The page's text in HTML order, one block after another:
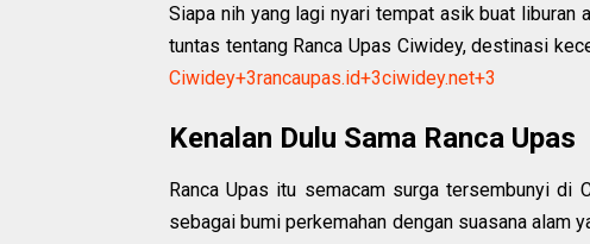
Siapa nih yang lagi nyari tempat asik buat liburan
tuntas tentang Ranca Upas Ciwidey, destinasi
Ciwidey+3rancaupas.id+3ciwidey.net+3
Kenalan Dulu Sama Ranca Upas
Ranca Upas itu semacam surga tersembunyi di
sebagai bumi perkemahan dengan suasana alam